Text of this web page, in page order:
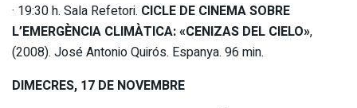
· 19:30 h. Sala Refetori. CICLE DE CINEMA SOBRE
L’EMERGÈNCIA CLIMÀTICA: «CENIZAS DEL CIELO»,
(2008). José Antonio Quirós. Espanya. 96 min.
DIMECRES, 17 DE NOVEMBRE